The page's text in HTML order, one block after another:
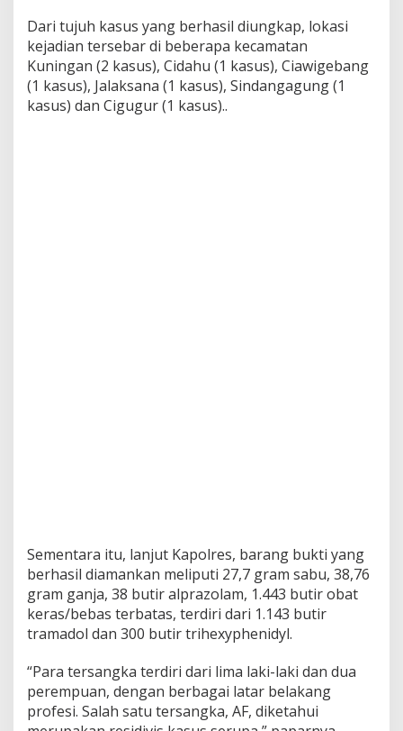
Dari tujuh kasus yang berhasil diungkap, lokasi
kejadian tersebar di beberapa kecamatan
Kuningan (2 kasus), Cidahu (1 kasus), Ciawigebang
(1 kasus), Jalaksana (1 kasus), Sindangagung (1
kasus) dan Cigugur (1 kasus)..
Sementara itu, lanjut Kapolres, barang bukti yang
berhasil diamankan meliputi 27,7 gram sabu, 38,76
gram ganja, 38 butir alprazolam, 1.443 butir obat
keras/bebas terbatas, terdiri dari 1.143 butir
tramadol dan 300 butir trihexyphenidyl.
“Para tersangka terdiri dari lima laki-laki dan dua
perempuan, dengan berbagai latar belakang
profesi. Salah satu tersangka, AF, diketahui